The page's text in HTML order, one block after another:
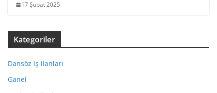
17 Şubat 2025
Kategoriler
Dansöz iş ilanları
Ganel